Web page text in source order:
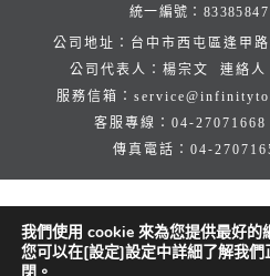
統一編號：83385847
公司地址：台中市西屯區逢甲
公司代表人：楊宗文 連絡人
服務信箱：
客服專線： 04-
傳真電話： 04-
我們使用 cookie 來為您提供最好的
您可以在[設定]設定中詳細了解我